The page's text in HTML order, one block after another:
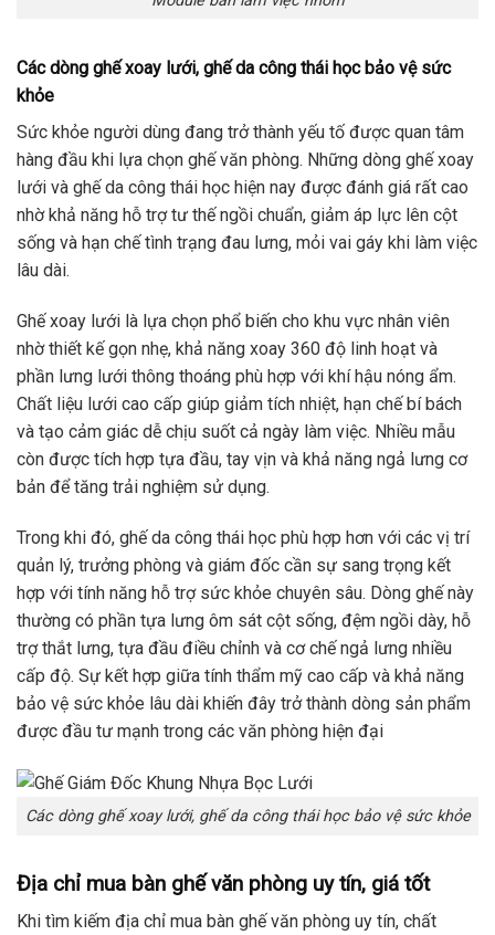
Các dòng ghế xoay lưới, ghế da công thái học bảo vệ sức
khỏe
Sức khỏe người dùng đang trở thành yếu tố được quan tâm
hàng đầu khi lựa chọn ghế văn phòng. Những dòng ghế xoay
lưới và ghế da công thái học hiện nay được đánh giá rất cao
nhờ khả năng hỗ trợ tư thế ngồi chuẩn, giảm áp lực lên cột
sống và hạn chế tình trạng đau lưng, mỏi vai gáy khi làm việc
lâu dài.
Ghế xoay lưới là lựa chọn phổ biến cho khu vực nhân viên
nhờ thiết kế gọn nhẹ, khả năng xoay 360 độ linh hoạt và
phần lưng lưới thông thoáng phù hợp với khí hậu nóng ẩm.
Chất liệu lưới cao cấp giúp giảm tích nhiệt, hạn chế bí bách
và tạo cảm giác dễ chịu suốt cả ngày làm việc. Nhiều mẫu
còn được tích hợp tựa đầu, tay vịn và khả năng ngả lưng cơ
bản để tăng trải nghiệm sử dụng.
Trong khi đó, ghế da công thái học phù hợp hơn với các vị trí
quản lý, trưởng phòng và giám đốc cần sự sang trọng kết
hợp với tính năng hỗ trợ sức khỏe chuyên sâu. Dòng ghế này
thường có phần tựa lưng ôm sát cột sống, đệm ngồi dày, hỗ
trợ thắt lưng, tựa đầu điều chỉnh và cơ chế ngả lưng nhiều
cấp độ. Sự kết hợp giữa tính thẩm mỹ cao cấp và khả năng
bảo vệ sức khỏe lâu dài khiến đây trở thành dòng sản phẩm
được đầu tư mạnh trong các văn phòng hiện đại
Các dòng ghế xoay lưới, ghế da công thái học bảo vệ sức khỏe
Địa chỉ mua bàn ghế văn phòng uy tín, giá tốt
Khi tìm kiếm địa chỉ mua bàn ghế văn phòng uy tín, chất